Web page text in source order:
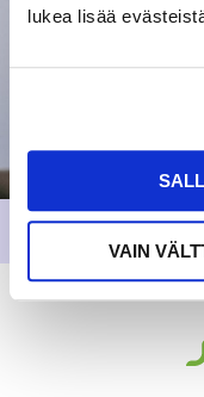
lukea lisää
VAIN